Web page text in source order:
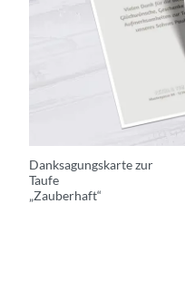
Danksagungskarte zur
Taufe
„Zauberhaft“